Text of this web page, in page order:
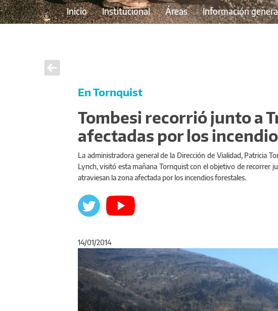
Inicio Institucional Áreas Información
En Tornquist
Tombesi recorrió junto a
afectadas por los
La administradora general de la Dirección de Vialidad, Patricia
Lynch, visitó esta mañana Tornquist con el objetivo de recorrer
atraviesan la zona afectada por los incendios forestales.
14/01/2014
Anterior